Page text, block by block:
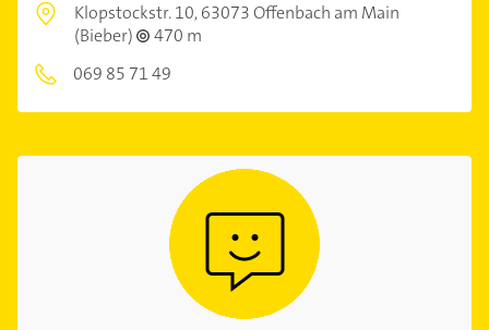
Klopstockstr. 10,63073 Offenbach am Main
(Bieber)
470 m
069 85 71 49